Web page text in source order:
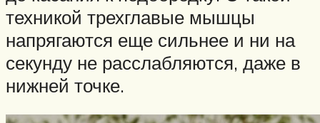
техникой трехглавые мышцы
напрягаются еще сильнее и ни на
секунду не расслабляются, даже в
нижней точке.